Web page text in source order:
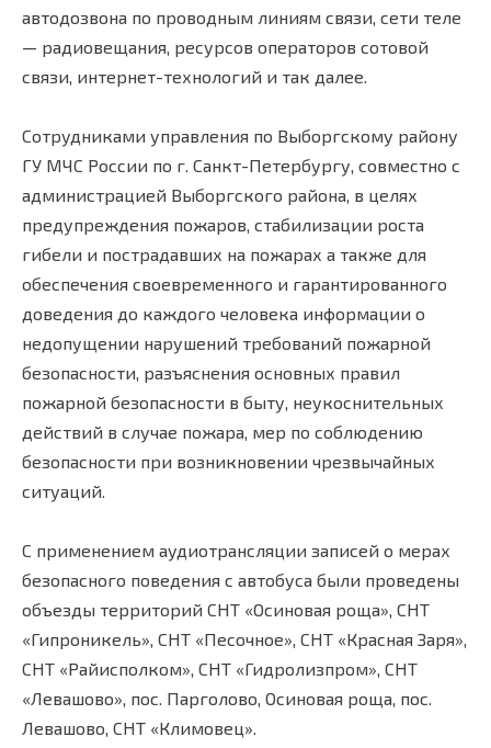
автодозвона по проводным линиям связи, сети теле
— радиовещания, ресурсов операторов сотовой
связи, интернет-технологий и так далее.
Сотрудниками управления по Выборгскому району
ГУ МЧС России по г. Санкт-Петербургу, совместно с
администрацией Выборгского района, в целях
предупреждения пожаров, стабилизации роста
гибели и пострадавших на пожарах а также для
обеспечения своевременного и гарантированного
доведения до каждого человека информации о
недопущении нарушений требований пожарной
безопасности, разъяснения основных правил
пожарной безопасности в быту, неукоснительных
действий в случае пожара, мер по соблюдению
безопасности при возникновении чрезвычайных
ситуаций.
С применением аудиотрансляции записей о мерах
безопасного поведения с автобуса были проведены
объезды территорий СНТ «Осиновая роща», СНТ
«Гипроникель», СНТ «Песочное», СНТ «Красная Заря»,
СНТ «Райисполком», СНТ «Гидролизпром», СНТ
«Левашово», пос. Парголово, Осиновая роща, пос.
Левашово, СНТ «Климовец».